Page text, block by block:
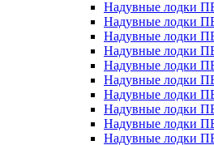
Надувные лодки
Надувные лодки
Надувные лодки
Надувные лодки
Надувные лодки
Надувные лодки
Надувные лодки
Надувные лодки
Надувные лодки
Надувные лодки